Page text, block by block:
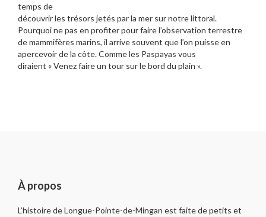
temps de
découvrir les trésors jetés par la mer sur notre littoral.
Pourquoi ne pas en profiter pour faire l’observation terrestre
de mammifères marins, il arrive souvent que l’on puisse en
apercevoir de la côte. Comme les Paspayas vous
diraient « Venez faire un tour sur le bord du plain ».
À propos
L’histoire de Longue-Pointe-de-Mingan est faite de petits et